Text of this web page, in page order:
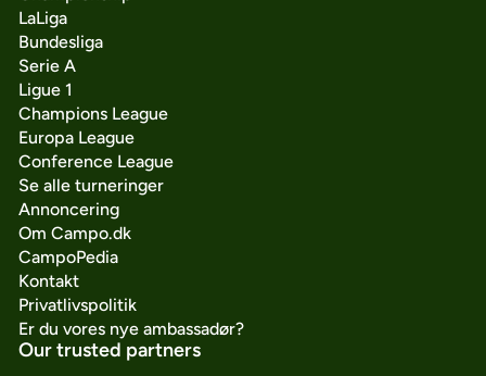
LaLiga
Bundesliga
Serie A
Ligue 1
Champions League
Europa League
Conference League
Se alle turneringer
Annoncering
Om Campo.dk
CampoPedia
Kontakt
Privatlivspolitik
Er du vores nye ambassadør?
Our trusted partners